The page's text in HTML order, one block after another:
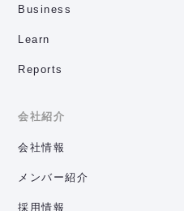
Business
Learn
Reports
会社紹介
会社情報
メンバー紹介
採用情報